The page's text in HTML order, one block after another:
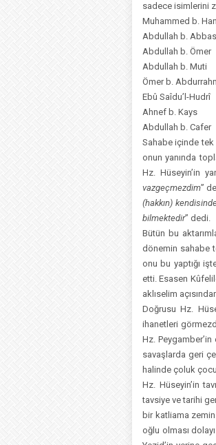
sadece isimlerini
Muhammed b.
Abdullah b. Abbas
Abdullah b. Ömer
Abdullah b. Muti
Ömer b.
Ebû Saîdu’l-Hudrî
Ahnef b. Kays
Abdullah b. Cafer
Sahabe içinde tek
onun yanında
Hz. Hüseyin’in
vazgeçmezdim”
(hakkın)
bilmektedir” dedi.
Bütün bu
dönemin sahabe
onu bu yaptığı
etti. Esasen
aklıselim
Doğrusu Hz.
ihanetleri
Hz.
savaşlarda geri
halinde çoluk
Hz. Hüseyin’in
tavsiye ve tarihi
bir katliama zemin
oğlu olması